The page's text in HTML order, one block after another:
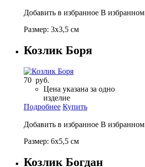
Добавить в избранное В избранном
Размер: 3х3,5 см
Козлик Боря
70 руб.
Цена указана за одно
изделие
Подробнее Купить
Добавить в избранное В избранном
Размер: 6х5,5 см
Козлик Богдан